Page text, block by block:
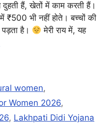
हैं, खेतों में काम करती हैं।
₹500 भी नहीं होते। बच्चों की
है।
मेरी राय में, यह
women,
Women 2026,
, Lakhpati Didi Yojana